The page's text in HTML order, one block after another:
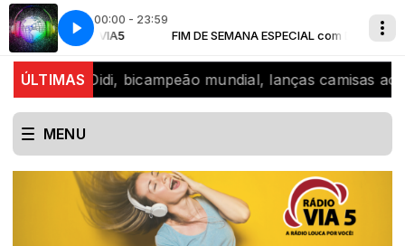
00:00 - 23:59
com Dj VIA5 FIM DE SEMANA ESPECIAL com Dj VIA5
Playboy Ft. Kevinho - Amor FalsoWesley Safadão E Aldair Playboy Ft.
ÚLTIMAS
revelou Didi, bicampeão mundial, lanças camisas ao
MENU